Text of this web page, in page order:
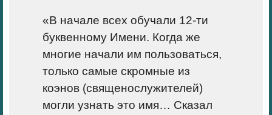
«В начале всех обучали 12-ти
буквенно­му Имени. Когда же
многие начали им пользоваться,
только самые скромные из
коэнов (священослужителей)
могли уз­нать это имя… Сказал